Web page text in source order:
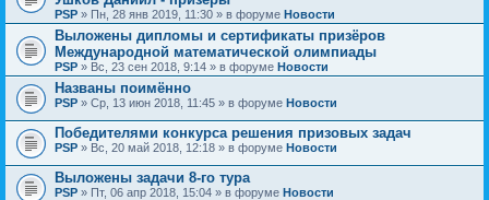
PSP » Пн, 28 янв 2019, 11:30 » в форуме Новости
Выложены дипломы и сертификаты призёров
Международной математической олимпиады
PSP » Вс, 23 сен 2018, 9:14 » в форуме Новости
Названы поимённо
PSP » Ср, 13 июн 2018, 11:45 » в форуме Новости
Победителями конкурса решения призовых задач
PSP » Вс, 20 май 2018, 12:18 » в форуме Новости
Выложены задачи 8-го тура
PSP » Пт, 06 апр 2018, 15:04 » в форуме Новости